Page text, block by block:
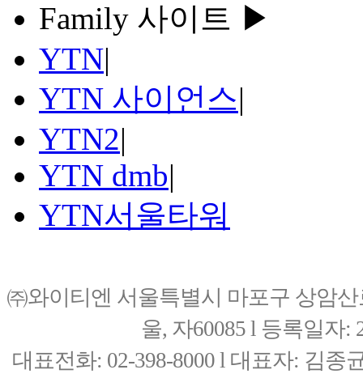
Family 사이트 ▶
YTN|
YTN 사이언스|
YTN2|
YTN dmb|
YTN서울타워
㈜와이티엔 서울특별시 마포구 상암
울, 자60085 l 등록일자:
대표전화: 02-398-8000 l 대표자: 김종